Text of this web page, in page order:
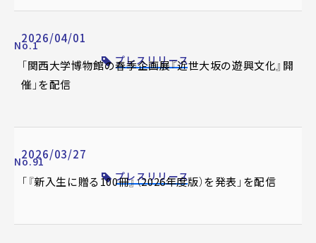
2026/04/01
No.1
プレスリリース
「関西大学博物館の春季企画展『近世大坂の遊興文化』開
催」を配信
2026/03/27
No.91
プレスリリース
「『新入生に贈る100冊』（2026年度版）を発表」を配信